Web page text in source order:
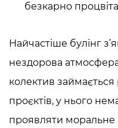
безкарно
Найчастіше булінг
нездорова
колектив
проєктів, у нього
проявляти моральне